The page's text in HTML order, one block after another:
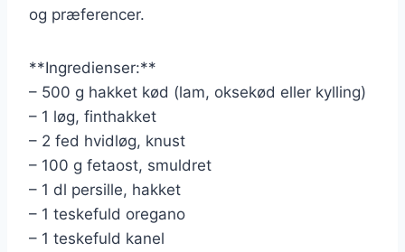
og præferencer.
**Ingredienser:**
– 500 g hakket kød (lam, oksekød eller kylling)
– 1 løg, finthakket
– 2 fed hvidløg, knust
– 100 g fetaost, smuldret
– 1 dl persille, hakket
– 1 teskefuld oregano
– 1 teskefuld kanel